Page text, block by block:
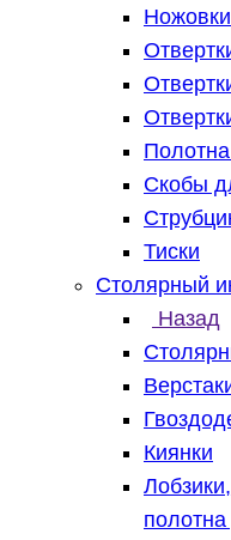
Скобы
Тиски
Столярный
Назад
Киянки